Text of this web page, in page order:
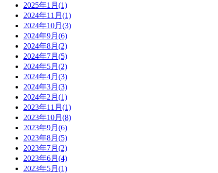
2025年1月(1)
2024年11月(1)
2024年10月(3)
2024年9月(6)
2024年8月(2)
2024年7月(5)
2024年5月(2)
2024年4月(3)
2024年3月(3)
2024年2月(1)
2023年11月(1)
2023年10月(8)
2023年9月(6)
2023年8月(5)
2023年7月(2)
2023年6月(4)
2023年5月(1)